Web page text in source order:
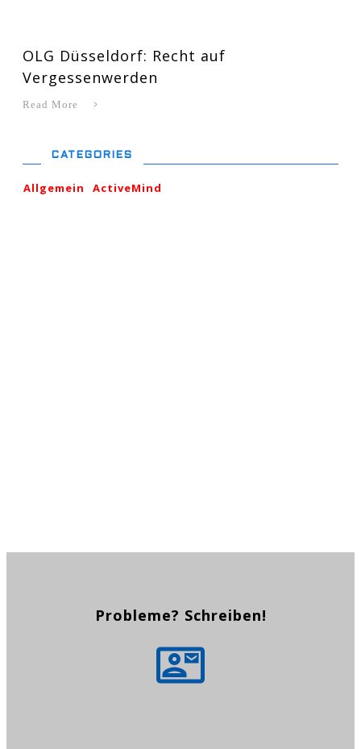
OLG Düsseldorf: Recht auf
Vergessenwerden
Read More
CATEGORIES
Allgemein ActiveMind
Probleme? Schreiben!